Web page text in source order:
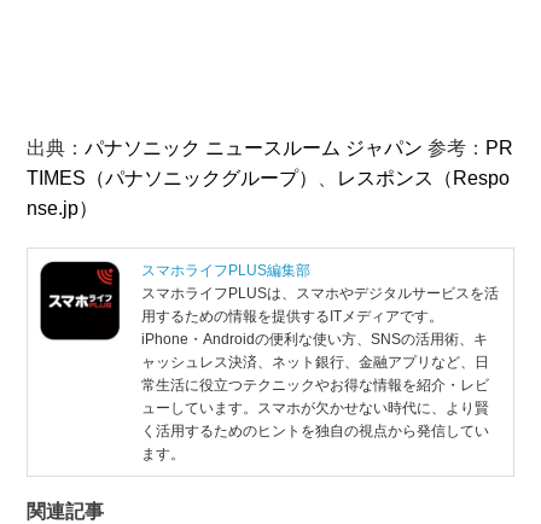
出典：パナソニック ニュースルーム ジャパン 参考： PR
TIMES（パナソニックグループ）
レスポンス（Respo
nse.jp）
スマホライフPLUS編集部
スマホライフPLUSは、スマホやデジタルサービスを活
用するための情報を提供するITメディアです。
iPhone・Androidの便利な使い方、SNSの活用術、キ
ャッシュレス決済、ネット銀行、金融アプリなど、日
常生活に役立つテクニックやお得な情報を紹介・レビ
ューしています。スマホが欠かせない時代に、より賢
く活用するためのヒントを独自の視点から発信してい
ます。
関連記事